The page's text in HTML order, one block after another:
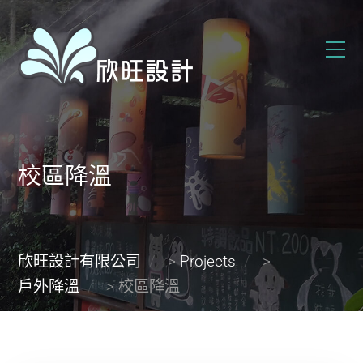
校區降溫
欣旺設計有限公司 >Projects
>
戶外降溫
>校區降溫